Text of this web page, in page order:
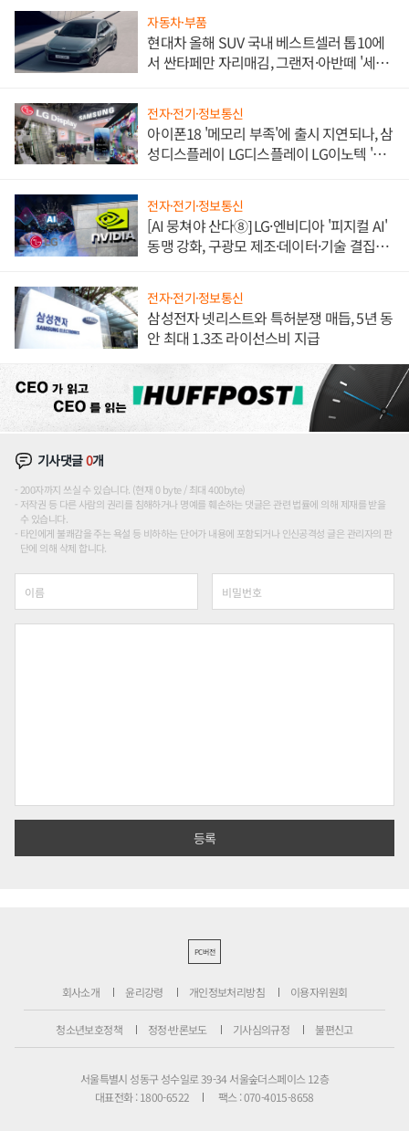
자동차·부품
현대차 올해 SUV 국내 베스트셀러 톱10에
서 싼타페만 자리매김, 그랜저·아반떼 '세단
전자·전기·정보통신
아이폰18 '메모리 부족'에 출시 지연되나, 삼
성디스플레이 LG디스플레이 LG이노텍 '탈
전자·전기·정보통신
[AI 뭉쳐야 산다⑧] LG·엔비디아 '피지컬 AI'
동맹 강화, 구광모 제조·데이터·기술 결집
전자·전기·정보통신
삼성전자 넷리스트와 특허분쟁 매듭, 5년 동
안 최대 1.3조 라이선스비 지급
기사댓글0개
200자까지 쓰실 수 있습니다. (현재 0 byte / 최대 400byte)
저작권 등 다른 사람의 권리를 침해하거나 명예를 훼손하는 댓글은 관련 법률에 의해 제재를 받을
수 있습니다.
타인에게 불쾌감을 주는 욕설 등 비하하는 단어가 내용에 포함되거나 인신공격성 글은 관리자의 판
단에 의해 삭제 합니다.
PC버전
회사소개 윤리강령 개인정보처리방침 이용자위원회
청소년보호정책 정정·반론보도 기사심의규정 불편신고
서울특별시 성동구 성수일로 39-34 서울숲더스페이스 12층
대표전화 : 1800-6522
팩스 : 070-4015-8658